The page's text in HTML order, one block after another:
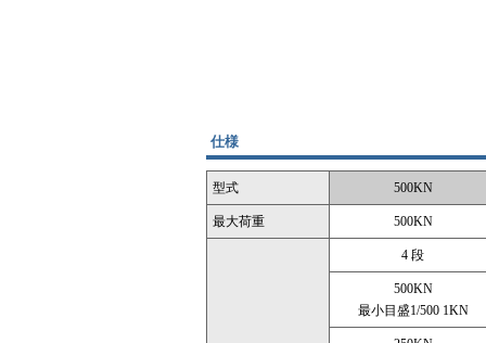
仕様
型式 500KN
最大荷重 500KN
4 段
500KN
最小目盛1/500 1KN